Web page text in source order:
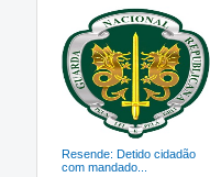
Resende: Detido cidadão
com mandado...